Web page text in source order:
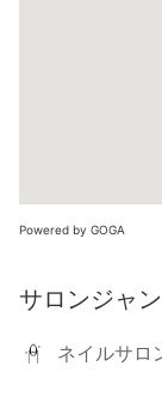
Powered by GOGA
サロンジャ
ネイルサロ